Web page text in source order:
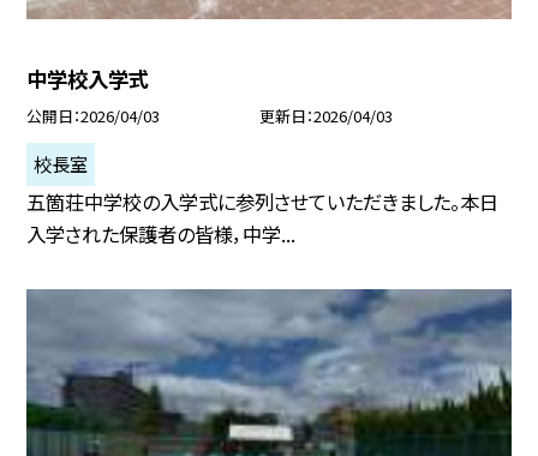
中学校入学式
公開日 2026/04/03 更新日 2026/04/03
校長室
五箇荘中学校の入学式に参列させていただきました。本日
入学された保護者の皆様，中学...